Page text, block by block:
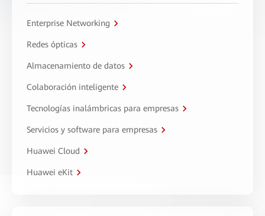
Enterprise Networking
Redes ópticas
Almacenamiento de datos
Colaboración inteligente
Tecnologías inalámbricas para empresas
Servicios y software para empresas
Huawei Cloud
Huawei eKit